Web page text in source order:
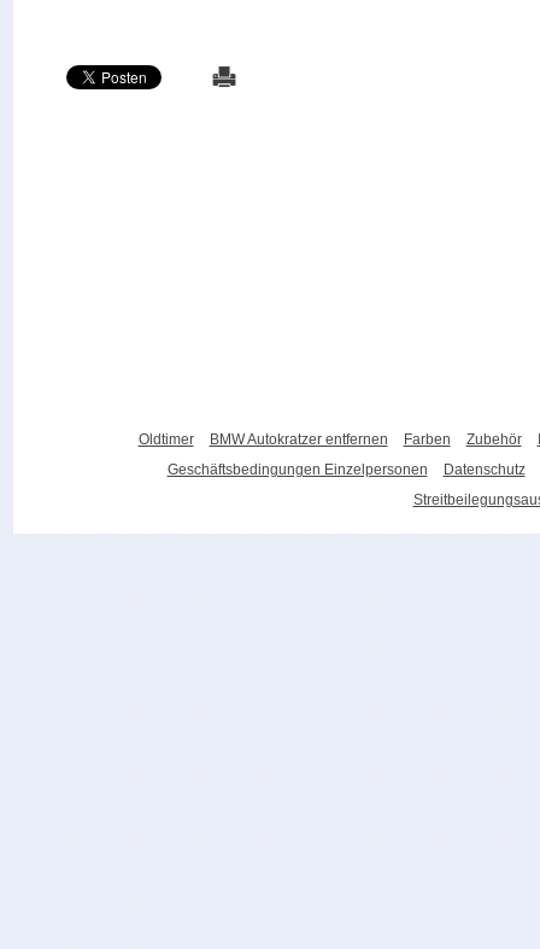
Oldtimer BMW Autokratzer entfernen Farben Zubehör
Geschäftsbedingungen Einzelpersonen
Datenschutz